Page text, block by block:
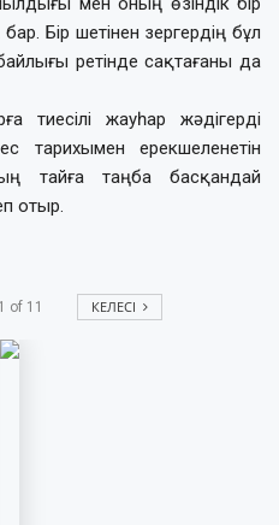
Бір шетінен зергердің бұл
ретінде сақтағаны да
тиесілі жауһар жәдігерді
тарихымен ерекшеленетін
тайға таңба басқандай
отыр.
1 of 11 КЕЛЕСІ